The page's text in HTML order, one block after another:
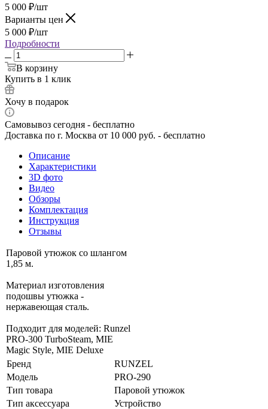
5 000 ₽/шт
Варианты цен
5 000 ₽/шт
Подробности
В корзину
Купить в 1 клик
Хочу в подарок
Самовывоз сегодня - бесплатно
Доставка по г. Москва от 10 000 руб. - бесплатно
Описание
Характеристики
3D фото
Видео
Обзоры
Комплектация
Инструкция
Отзывы
Паровой утюжок со шлангом
1,85 м.
Материал изготовления
подошвы утюжка -
нержавеющая сталь.
Подходит для моделей: Runzel
PRO-300 TurboSteam, MIE
Magic Style, MIE Deluxe
Бренд
RUNZEL
Модель
PRO-290
Тип товара
Паровой утюжок
Тип аксессуара
Устройство